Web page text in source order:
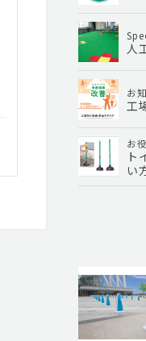
人
お
工
お
ト
い